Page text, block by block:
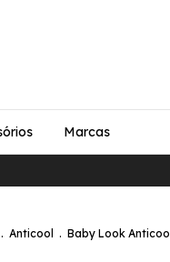
Marcas
. Anticool . Baby Look